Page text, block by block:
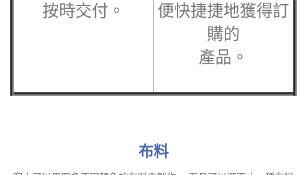
按時交付。
便快捷捷地獲得訂
購的
產品。
布料